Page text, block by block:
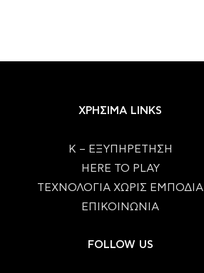
ΧΡΗΣΙΜΑ LINKS
Κ – ΕΞΥΠΗΡΕΤΗΣΗ
HERE TO PLAY
ΤΕΧΝΟΛΟΓΙΑ ΧΩΡΙΣ ΕΜΠΟΔΙΑ
ΕΠΙΚΟΙΝΩΝΙΑ
FOLLOW US